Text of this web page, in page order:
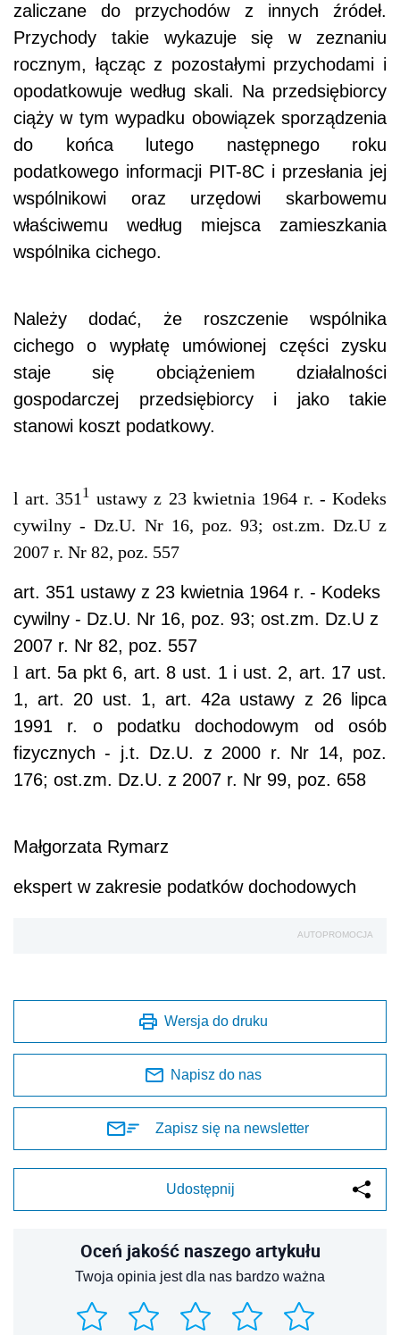
zaliczane do przychodów z innych źródeł.
Przychody takie wykazuje się w zeznaniu
rocznym, łącząc z pozostałymi przychodami i
opodatkowuje według skali. Na przedsiębiorcy
ciąży w tym wypadku obowiązek sporządzenia
do końca lutego następnego roku
podatkowego informacji PIT-8C i przesłania jej
wspólnikowi oraz urzędowi skarbowemu
właściwemu według miejsca zamieszkania
wspólnika cichego.
Należy dodać, że roszczenie wspólnika
cichego o wypłatę umówionej części zysku
staje się obciążeniem działalności
gospodarczej przedsiębiorcy i jako takie
stanowi koszt podatkowy.
l art. 351 1 ustawy z 23 kwietnia 1964 r. - Kodeks
cywilny - Dz.U. Nr 16, poz. 93; ost.zm. Dz.U z
2007 r. Nr 82, poz. 557
art. 351 ustawy z 23 kwietnia 1964 r. - Kodeks
cywilny - Dz.U. Nr 16, poz. 93; ost.zm. Dz.U z
2007 r. Nr 82, poz. 557
l art. 5a pkt 6, art. 8 ust. 1 i ust. 2, art. 17 ust.
1, art. 20 ust. 1, art. 42a ustawy z 26 lipca
1991 r. o podatku dochodowym od osób
fizycznych - j.t. Dz.U. z 2000 r. Nr 14, poz.
176; ost.zm. Dz.U. z 2007 r. Nr 99, poz. 658
Małgorzata Rymarz
ekspert w zakresie podatków dochodowych
AUTOPROMOCJA
Wersja do druku
Napisz do nas
Zapisz się na newsletter
Udostępnij
Oceń jakość naszego artykułu
Twoja opinia jest dla nas bardzo ważna